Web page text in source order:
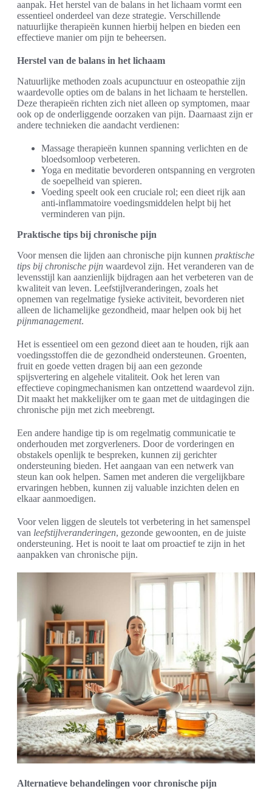
aanpak. Het herstel van de balans in het lichaam vormt een
essentieel onderdeel van deze strategie. Verschillende
natuurlijke therapieën kunnen hierbij helpen en bieden een
effectieve manier om pijn te beheersen.
Herstel van de balans in het lichaam
Natuurlijke methoden zoals acupunctuur en osteopathie zijn
waardevolle opties om de balans in het lichaam te herstellen.
Deze therapieën richten zich niet alleen op symptomen, maar
ook op de onderliggende oorzaken van pijn. Daarnaast zijn er
andere technieken die aandacht verdienen:
Massage therapieën kunnen spanning verlichten en de
bloedsomloop verbeteren.
Yoga en meditatie bevorderen ontspanning en vergroten
de soepelheid van spieren.
Voeding speelt ook een cruciale rol; een dieet rijk aan
anti-inflammatoire voedingsmiddelen helpt bij het
verminderen van pijn.
Praktische tips bij chronische pijn
Voor mensen die lijden aan chronische pijn kunnen praktische
tips bij chronische pijn waardevol zijn. Het veranderen van de
levensstijl kan aanzienlijk bijdragen aan het verbeteren van de
kwaliteit van leven. Leefstijlveranderingen, zoals het
opnemen van regelmatige fysieke activiteit, bevorderen niet
alleen de lichamelijke gezondheid, maar helpen ook bij het
pijnmanagement.
Het is essentieel om een gezond dieet aan te houden, rijk aan
voedingsstoffen die de gezondheid ondersteunen. Groenten,
fruit en goede vetten dragen bij aan een gezonde
spijsvertering en algehele vitaliteit. Ook het leren van
effectieve copingmechanismen kan ontzettend waardevol zijn.
Dit maakt het makkelijker om te gaan met de uitdagingen die
chronische pijn met zich meebrengt.
Een andere handige tip is om regelmatig communicatie te
onderhouden met zorgverleners. Door de vorderingen en
obstakels openlijk te bespreken, kunnen zij gerichter
ondersteuning bieden. Het aangaan van een netwerk van
steun kan ook helpen. Samen met anderen die vergelijkbare
ervaringen hebben, kunnen zij valuable inzichten delen en
elkaar aanmoedigen.
Voor velen liggen de sleutels tot verbetering in het samenspel
van leefstijlveranderingen, gezonde gewoonten, en de juiste
ondersteuning. Het is nooit te laat om proactief te zijn in het
aanpakken van chronische pijn.
Alternatieve behandelingen voor chronische pijn